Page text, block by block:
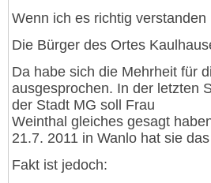
Wenn ich es richtig verstanden
Die Bürger des Ortes
Da habe sich die Mehrheit für
ausgesprochen. In der letzten
der Stadt MG soll Frau
Weinthal gleiches gesagt
21.7. 2011 in Wanlo hat sie
Fakt ist jedoch: